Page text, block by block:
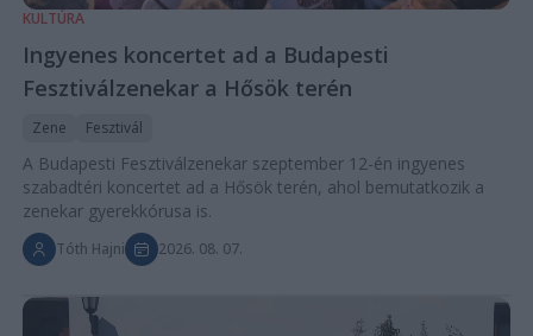
KULTÚRA
Ingyenes koncertet ad a Budapesti
Fesztiválzenekar a Hősök terén
Zene Fesztivál
A Budapesti Fesztiválzenekar szeptember 12-én ingyenes
szabadtéri koncertet ad a Hősök terén, ahol bemutatkozik a
zenekar gyerekkórusa is.
Tóth Hajni 2026. 08. 07.